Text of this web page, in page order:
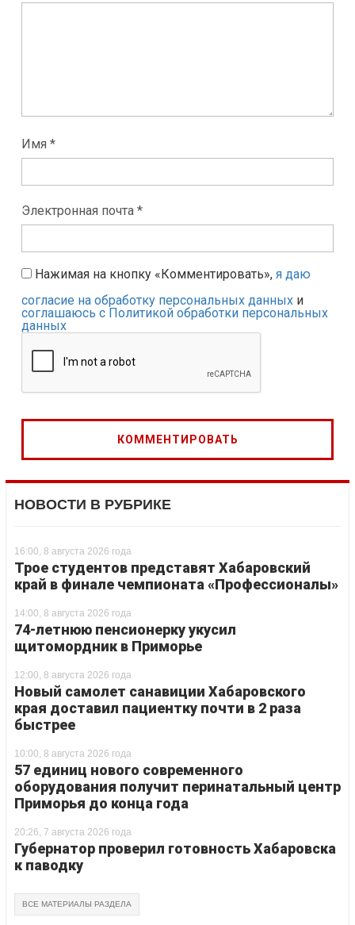
Имя *
Электронная почта *
Нажимая на кнопку «Комментировать», я даю
согласие на обработку персональных данных и
соглашаюсь с Политикой обработки персональных
данных
НОВОСТИ В РУБРИКЕ
16:00, 8 августа 2026 года
Трое студентов представят Хабаровский
край в финале чемпионата «Профессионалы»
14:00, 8 августа 2026 года
74-летнюю пенсионерку укусил
щитомордник в Приморье
12:00, 8 августа 2026 года
Новый самолет санавиции Хабаровского
края доставил пациентку почти в 2 раза
быстрее
10:00, 8 августа 2026 года
57 единиц нового современного
оборудования получит перинатальный центр
Приморья до конца года
20:26, 7 августа 2026 года
Губернатор проверил готовность Хабаровска
к паводку
ВСЕ МАТЕРИАЛЫ РАЗДЕЛА